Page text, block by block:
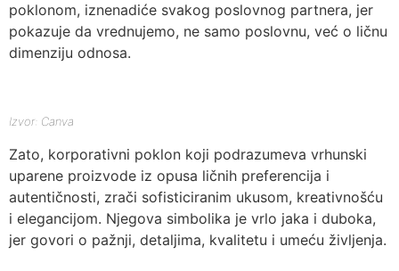
poklonom, iznenadiće svakog poslovnog partnera, jer
pokazuje da vrednujemo, ne samo poslovnu, već o ličnu
dimenziju odnosa.
Izvor: Canva
Zato, korporativni poklon koji podrazumeva vrhunski
uparene proizvode iz opusa ličnih preferencija i
autentičnosti, zrači sofisticiranim ukusom, kreativnošću
i elegancijom. Njegova simbolika je vrlo jaka i duboka,
jer govori o pažnji, detaljima, kvalitetu i umeću življenja.